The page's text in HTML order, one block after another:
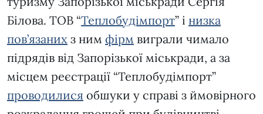
Білова. ТОВ “Теплобудімпорт” і низка
пов’язаних з ним фірм виграли чимало
підрядів від Запорізької міськради, а за
місцем реєстрації “Теплобудімпорт”
проводилися обшуки у справі з ймовірного